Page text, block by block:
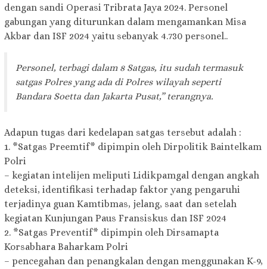
dengan sandi Operasi Tribrata Jaya 2024. Personel
gabungan yang diturunkan dalam mengamankan Misa
Akbar dan ISF 2024 yaitu sebanyak 4.730 personel..
Personel, terbagi dalam 8 Satgas, itu sudah termasuk
satgas Polres yang ada di Polres wilayah seperti
Bandara Soetta dan Jakarta Pusat,” terangnya.
Adapun tugas dari kedelapan satgas tersebut adalah :
1. *Satgas Preemtif* dipimpin oleh Dirpolitik Baintelkam
Polri
– kegiatan intelijen meliputi Lidikpamgal dengan angkah
deteksi, identifikasi terhadap faktor yang pengaruhi
terjadinya guan Kamtibmas, jelang, saat dan setelah
kegiatan Kunjungan Paus Fransiskus dan ISF 2024
2. *Satgas Preventif* dipimpin oleh Dirsamapta
Korsabhara Baharkam Polri
– pencegahan dan penangkalan dengan menggunakan K-9,